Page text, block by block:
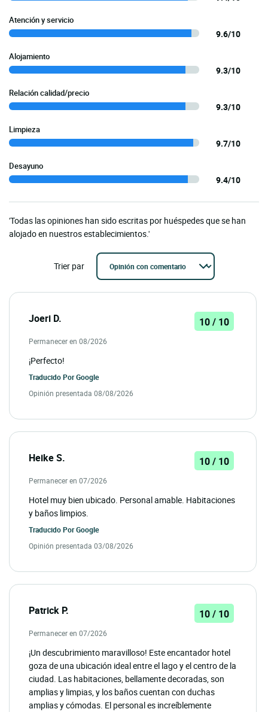
Atención y servicio
9.6/10
Alojamiento
9.3/10
Relación calidad/precio
9.3/10
Limpieza
9.7/10
Desayuno
9.4/10
'Todas las opiniones han sido escritas por huéspedes que se han
alojado en nuestros establecimientos.'
Trier par
Joeri D. 10 / 10
Permanecer en 08/2026
¡Perfecto!
Traducido PorGoogle
Opinión presentada 08/08/2026
Heike S. 10 / 10
Permanecer en 07/2026
Hotel muy bien ubicado. Personal amable. Habitaciones
y baños limpios.
Traducido PorGoogle
Opinión presentada 03/08/2026
Patrick P. 10 / 10
Permanecer en 07/2026
¡Un descubrimiento maravilloso! Este encantador hotel
goza de una ubicación ideal entre el lago y el centro de la
ciudad. Las habitaciones, bellamente decoradas, son
amplias y limpias, y los baños cuentan con duchas
amplias y cómodas. El personal es increíblemente